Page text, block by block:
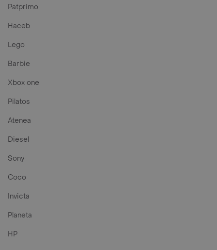
Patprimo
Haceb
Lego
Barbie
Xbox one
Pilatos
Atenea
Diesel
Sony
Coco
Invicta
Planeta
HP